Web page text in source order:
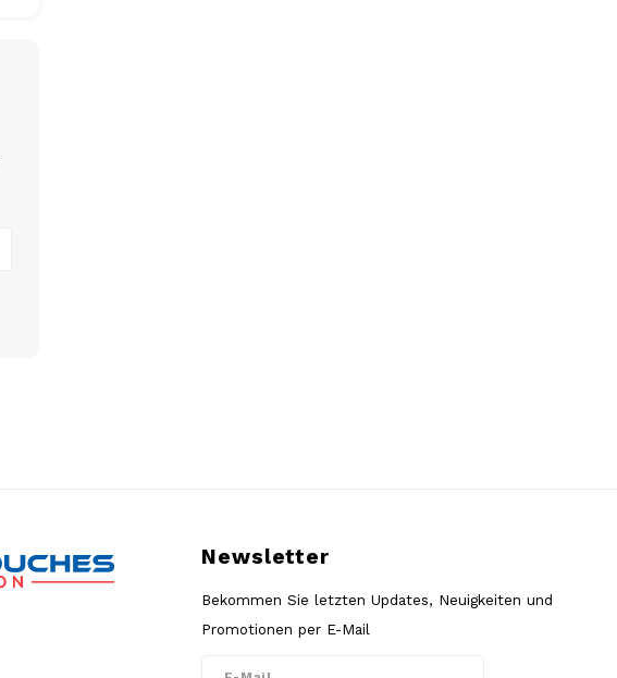
Newsletter
Bekommen Sie letzten Updates, Neuigkeiten und
Promotionen per E-Mail